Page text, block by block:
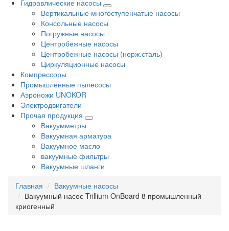
Гидравлические насосы
Вертикальные многоступенчатые насосы
Консольные насосы
Погружные насосы
Центробежные насосы
Центробежные насосы (нерж.сталь)
Циркуляционные насосы
Компрессоры
Промышленные пылесосы
Аэроножи UNOKOR
Электродвигатели
Прочая продукция
Вакуумметры
Вакуумная арматура
Вакуумное масло
вакуумные фильтры
Вакуумные шланги
Главная
Вакуумные насосы
Вакуумный насос Trillium OnBoard 8 промышленный
криогенный